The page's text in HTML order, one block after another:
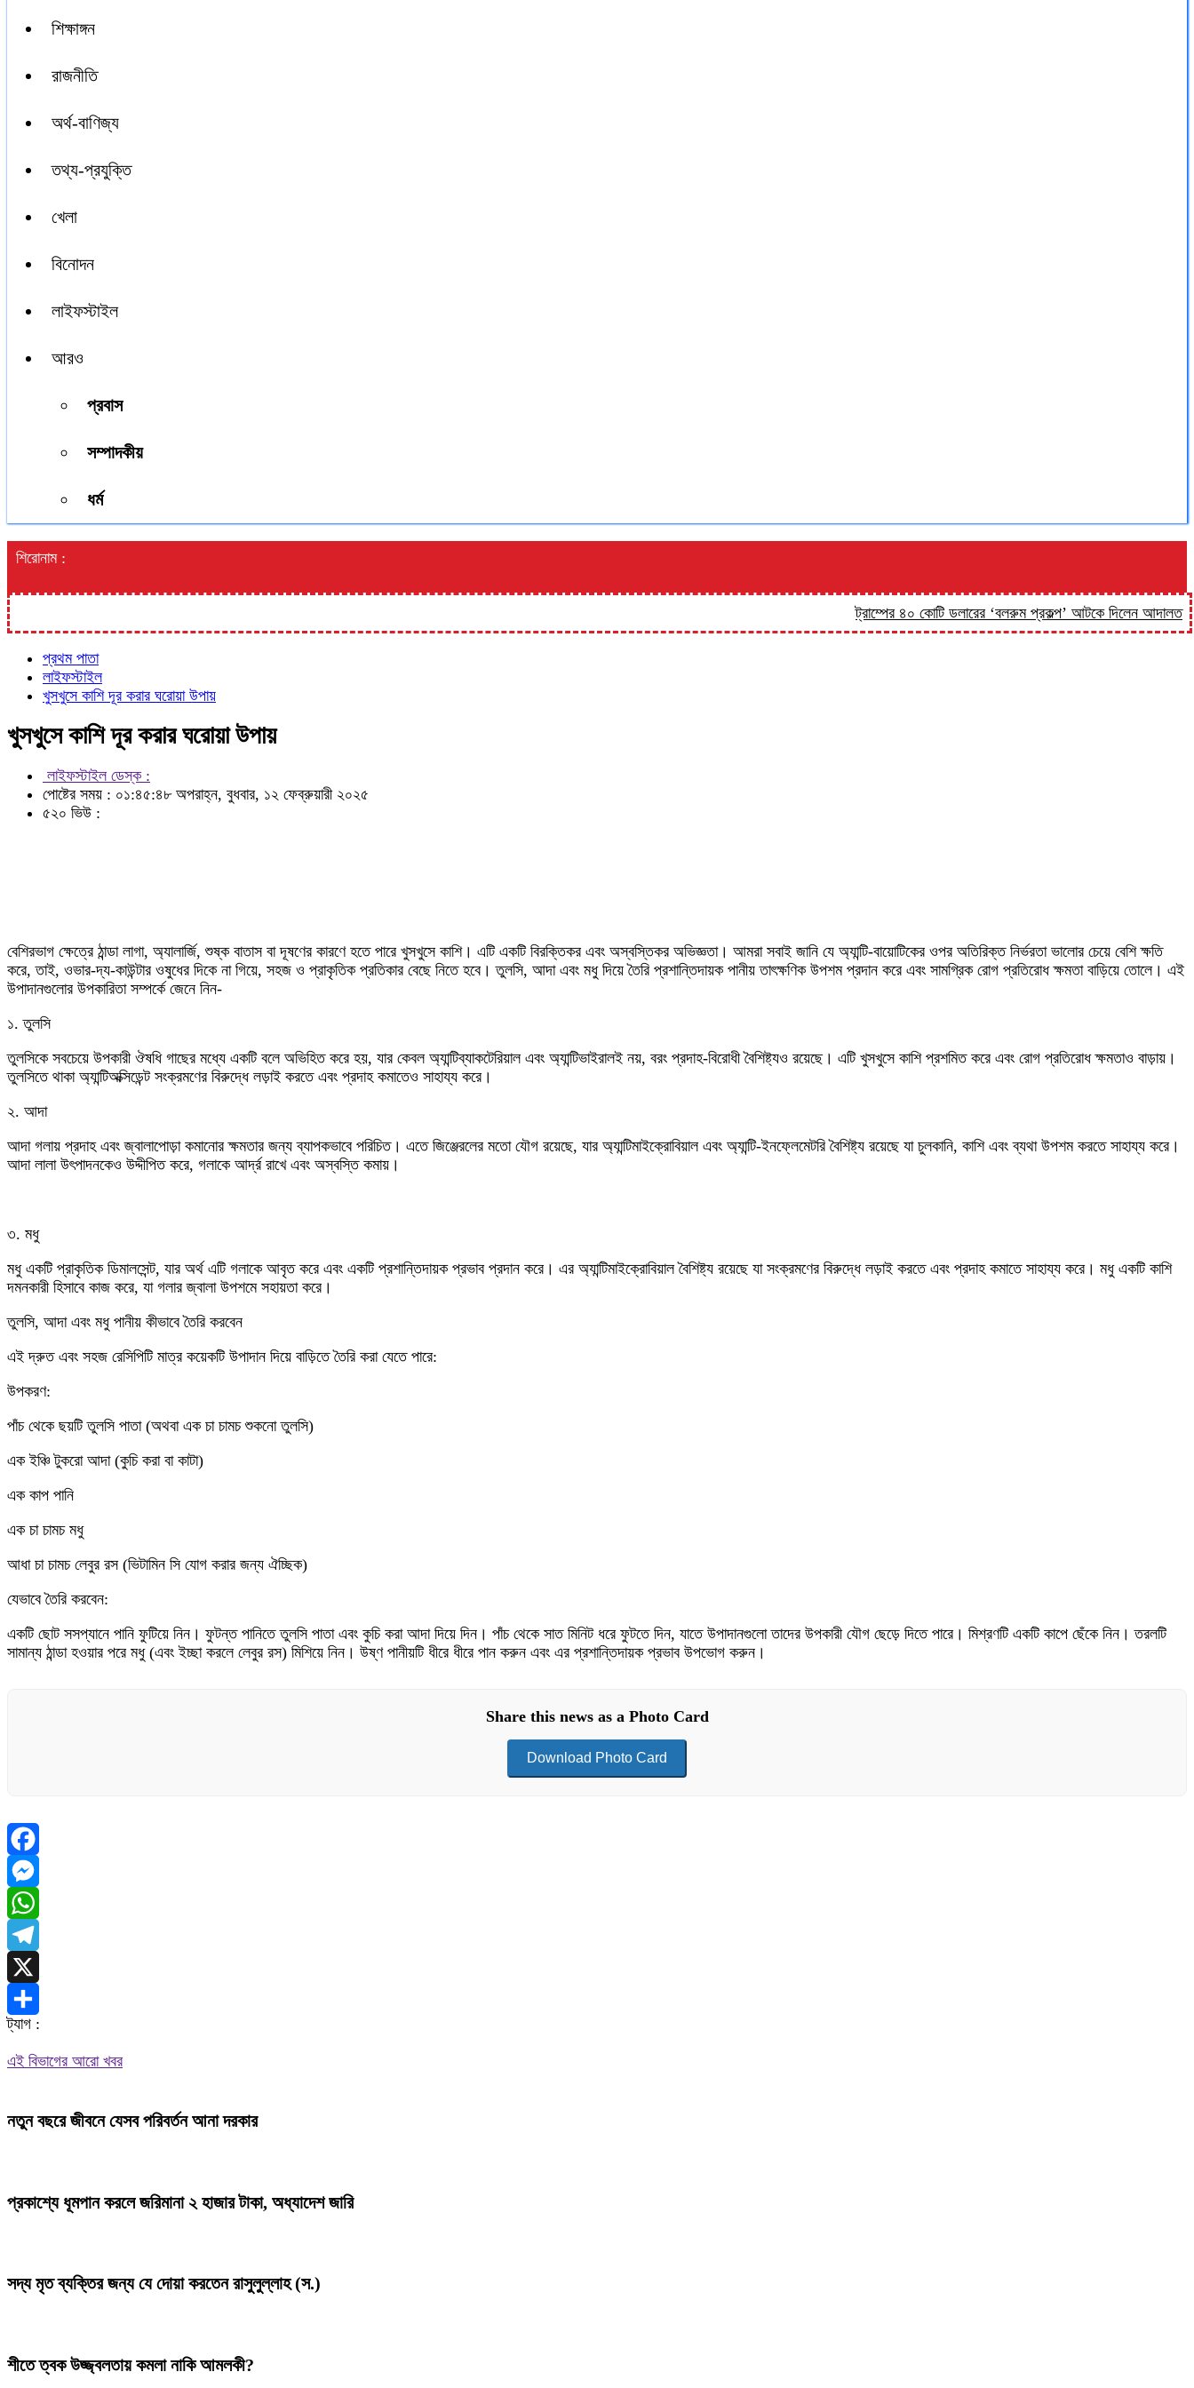
শিক্ষাঙ্গন
রাজনীতি
অর্থ-বাণিজ্য
তথ্য-প্রযুক্তি
খেলা
বিনোদন
লাইফস্টাইল
আরও
প্রবাস
সম্পাদকীয়
ধর্ম
শিরোনাম :
ট্রাম্পের ৪০ কোটি ডলারের ‘বলরুম প্রকল্প’ আটকে দিলেন আদালত ‘কিসের
প্রথম পাতা
লাইফস্টাইল
খুসখুসে কাশি দূর করার ঘরোয়া উপায়
খুসখুসে কাশি দূর করার ঘরোয়া উপায়
লাইফস্টাইল ডেস্ক :
পোষ্টের সময় : ০১:৪৫:৪৮ অপরাহ্ন, বুধবার, ১২ ফেব্রুয়ারী ২০২৫
৫২০ ভিউ :
বেশিরভাগ ক্ষেত্রে ঠান্ডা লাগা, অ্যালার্জি, শুষ্ক বাতাস বা দূষণের কারণে হতে পারে খুসখুসে কাশি। এটি একটি বিরক্তিকর এবং অস্বস্তিকর অভিজ্ঞতা। আমরা সবাই জানি যে অ্যান্টি-বায়োটিকের ওপর অতিরিক্ত নির্ভরতা ভালোর চেয়ে বেশি ক্ষতি
করে, তাই, ওভার-দ্য-কাউন্টার ওষুধের দিকে না গিয়ে, সহজ ও প্রাকৃতিক প্রতিকার বেছে নিতে হবে। তুলসি, আদা এবং মধু দিয়ে তৈরি প্রশান্তিদায়ক পানীয় তাৎক্ষণিক উপশম প্রদান করে এবং সামগ্রিক রোগ প্রতিরোধ ক্ষমতা বাড়িয়ে তোলে। এই
উপাদানগুলোর উপকারিতা সম্পর্কে জেনে নিন-
১. তুলসি
তুলসিকে সবচেয়ে উপকারী ঔষধি গাছের মধ্যে একটি বলে অভিহিত করে হয়, যার কেবল অ্যান্টিব্যাকটেরিয়াল এবং অ্যান্টিভাইরালই নয়, বরং প্রদাহ-বিরোধী বৈশিষ্ট্যও রয়েছে। এটি খুসখুসে কাশি প্রশমিত করে এবং রোগ প্রতিরোধ ক্ষমতাও বাড়ায়।
তুলসিতে থাকা অ্যান্টিঅক্সিডেন্ট সংক্রমণের বিরুদ্ধে লড়াই করতে এবং প্রদাহ কমাতেও সাহায্য করে।
২. আদা
আদা গলায় প্রদাহ এবং জ্বালাপোড়া কমানোর ক্ষমতার জন্য ব্যাপকভাবে পরিচিত। এতে জিঞ্জেরলের মতো যৌগ রয়েছে, যার অ্যান্টিমাইক্রোবিয়াল এবং অ্যান্টি-ইনফ্লেমেটরি বৈশিষ্ট্য রয়েছে যা চুলকানি, কাশি এবং ব্যথা উপশম করতে সাহায্য করে।
আদা লালা উৎপাদনকেও উদ্দীপিত করে, গলাকে আর্দ্র রাখে এবং অস্বস্তি কমায়।
৩. মধু
মধু একটি প্রাকৃতিক ডিমালসেন্ট, যার অর্থ এটি গলাকে আবৃত করে এবং একটি প্রশান্তিদায়ক প্রভাব প্রদান করে। এর অ্যান্টিমাইক্রোবিয়াল বৈশিষ্ট্য রয়েছে যা সংক্রমণের বিরুদ্ধে লড়াই করতে এবং প্রদাহ কমাতে সাহায্য করে। মধু একটি কাশি
দমনকারী হিসাবে কাজ করে, যা গলার জ্বালা উপশমে সহায়তা করে।
তুলসি, আদা এবং মধু পানীয় কীভাবে তৈরি করবেন
এই দ্রুত এবং সহজ রেসিপিটি মাত্র কয়েকটি উপাদান দিয়ে বাড়িতে তৈরি করা যেতে পারে:
উপকরণ:
পাঁচ থেকে ছয়টি তুলসি পাতা (অথবা এক চা চামচ শুকনো তুলসি)
এক ইঞ্চি টুকরো আদা (কুচি করা বা কাটা)
এক কাপ পানি
এক চা চামচ মধু
আধা চা চামচ লেবুর রস (ভিটামিন সি যোগ করার জন্য ঐচ্ছিক)
যেভাবে তৈরি করবেন:
একটি ছোট সসপ্যানে পানি ফুটিয়ে নিন। ফুটন্ত পানিতে তুলসি পাতা এবং কুচি করা আদা দিয়ে দিন। পাঁচ থেকে সাত মিনিট ধরে ফুটতে দিন, যাতে উপাদানগুলো তাদের উপকারী যৌগ ছেড়ে দিতে পারে। মিশ্রণটি একটি কাপে ছেঁকে নিন। তরলটি
সামান্য ঠান্ডা হওয়ার পরে মধু (এবং ইচ্ছা করলে লেবুর রস) মিশিয়ে নিন। উষ্ণ পানীয়টি ধীরে ধীরে পান করুন এবং এর প্রশান্তিদায়ক প্রভাব উপভোগ করুন।
Share this news as a Photo Card
Download Photo Card
Facebook
Messenger
WhatsApp
Telegram
X
Share
ট্যাগ :
এই বিভাগের আরো খবর
নতুন বছরে জীবনে যেসব পরিবর্তন আনা দরকার
প্রকাশ্যে ধূমপান করলে জরিমানা ২ হাজার টাকা, অধ্যাদেশ জারি
সদ্য মৃত ব্যক্তির জন্য যে দোয়া করতেন রাসুলুল্লাহ (স.)
শীতে ত্বক উজ্জ্বলতায় কমলা নাকি আমলকী?